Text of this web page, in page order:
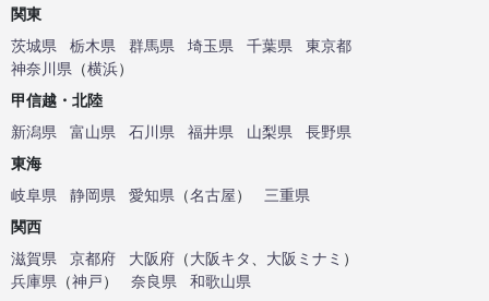
関東
茨城県
栃木県 群馬県 埼玉県 千葉県
東京都
神奈川県 （横浜）
甲信越・北陸
新潟県
富山県 石川県 福井県 山梨県
長野県
東海
岐阜県
静岡県 愛知県 （名古屋）
三重県
関西
滋賀県
京都府 大阪府 （大阪キタ 大阪ミナミ ）
兵庫県 （神戸） 奈良県
和歌山県